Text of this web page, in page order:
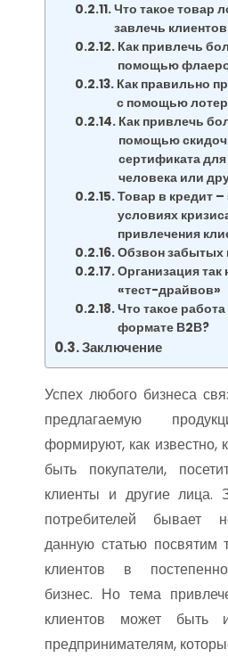
Что такое товар
завлечь
Как привлечь
помощью
Как правильно
с помощью
Как привлечь
помощью
сертификата
человека или
Товар в кредит
условиях
привлечения
Обзвон забытых
Организация
«тест-драйвов»
Что такое
формате В2В?
Заключение
Успех любого бизнеса
предлагаемую
формируют, как известно,
быть покупатели,
клиенты и другие лица.
потребителей бывает
данную статью посвятим
клиентов в
бизнес. Но тема
клиентов может быть
предпринимателям,